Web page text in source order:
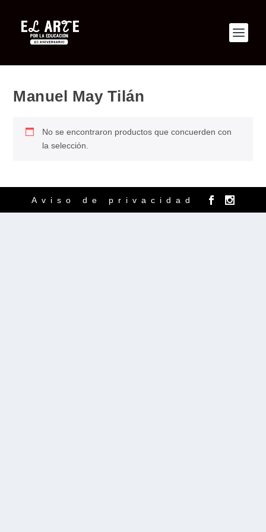
Manuel May Tilán
No se encontraron productos que concuerden con
la selección.
Aviso de privacidad